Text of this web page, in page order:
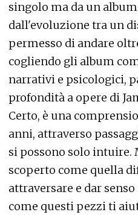
singolo ma da un
dall'evoluzione tra un
permesso di andare
cogliendo gli album
narrativi e psicologici,
profondità a opere di
Certo, è una
anni, attraverso
si possono solo intuire.
scoperto come quella
attraversare e dar
come questi pezzi ti